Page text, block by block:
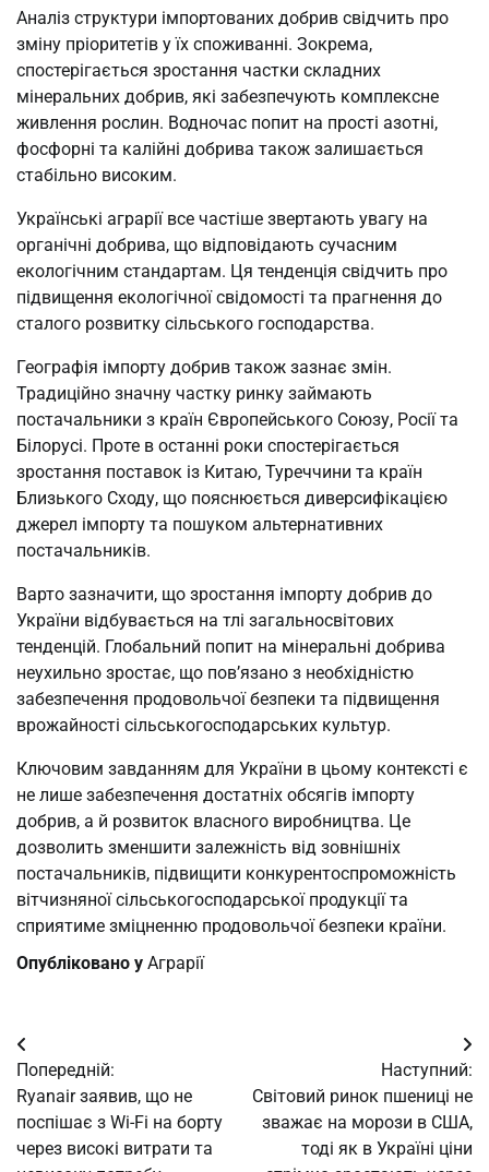
Аналіз структури імпортованих добрив свідчить про
зміну пріоритетів у їх споживанні. Зокрема,
спостерігається зростання частки складних
мінеральних добрив, які забезпечують комплексне
живлення рослин. Водночас попит на прості азотні,
фосфорні та калійні добрива також залишається
стабільно високим.
Українські аграрії все частіше звертають увагу на
органічні добрива, що відповідають сучасним
екологічним стандартам. Ця тенденція свідчить про
підвищення екологічної свідомості та прагнення до
сталого розвитку сільського господарства.
Географія імпорту добрив також зазнає змін.
Традиційно значну частку ринку займають
постачальники з країн Європейського Союзу, Росії та
Білорусі. Проте в останні роки спостерігається
зростання поставок із Китаю, Туреччини та країн
Близького Сходу, що пояснюється диверсифікацією
джерел імпорту та пошуком альтернативних
постачальників.
Варто зазначити, що зростання імпорту добрив до
України відбувається на тлі загальносвітових
тенденцій. Глобальний попит на мінеральні добрива
неухильно зростає, що пов’язано з необхідністю
забезпечення продовольчої безпеки та підвищення
врожайності сільськогосподарських культур.
Ключовим завданням для України в цьому контексті є
не лише забезпечення достатніх обсягів імпорту
добрив, а й розвиток власного виробництва. Це
дозволить зменшити залежність від зовнішніх
постачальників, підвищити конкурентоспроможність
вітчизняної сільськогосподарської продукції та
сприятиме зміцненню продовольчої безпеки країни.
Опубліковано у Аграрії
Навігація
записів
Попередній:
Ryanair заявив, що не
поспішає з Wi-Fi на борту
через високі витрати та
Наступний:
Світовий ринок пшениці не
зважає на морози в США,
тоді як в Україні ціни